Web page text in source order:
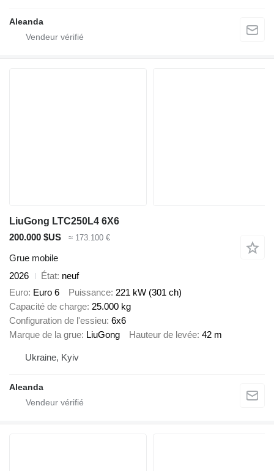
Aleanda
LiuGong LTC250L4 6X6
200.000 $US
≈ 173.100 €
Grue mobile
2026
État neuf
Euro Euro 6 Puissance 221 kW (301 ch)
Capacité de charge 25.000 kg
Configuration de l'essieu 6x6
Marque de la grue LiuGong Hauteur de levée 42 m
Ukraine, Kyiv
Aleanda